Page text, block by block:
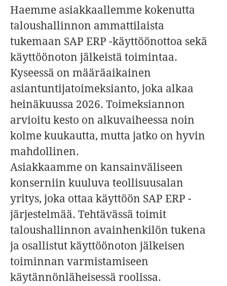
Haemme asiakkaallemme kokenutta
taloushallinnon ammattilaista
tukemaan SAP ERP -käyttöönottoa sekä
käyttöönoton jälkeistä toimintaa.
Kyseessä on määräaikainen
asiantuntijatoimeksianto, joka alkaa
heinäkuussa 2026. Toimeksiannon
arvioitu kesto on alkuvaiheessa noin
kolme kuukautta, mutta jatko on hyvin
mahdollinen.
Asiakkaamme on kansainväliseen
konserniin kuuluva teollisuusalan
yritys, joka ottaa käyttöön SAP ERP -
järjestelmää. Tehtävässä toimit
taloushallinnon avainhenkilön tukena
ja osallistut käyttöönoton jälkeisen
toiminnan varmistamiseen
käytännönläheisessä roolissa.